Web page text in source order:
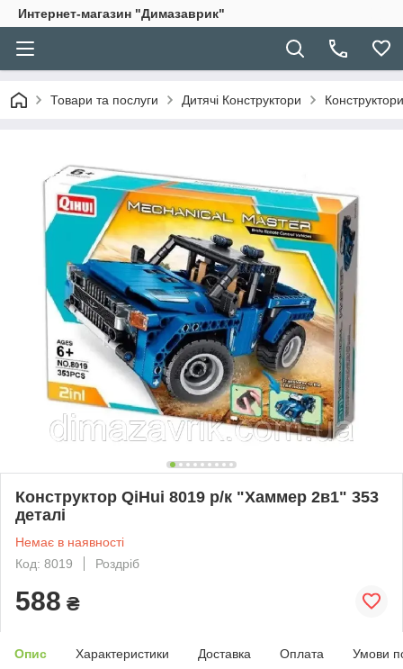
Интернет-магазин "Димазаврик"
Товари та послуги Дитячі Конструктори
Конструктор QiHui 8019 р/к "Хаммер 2в1" 353
деталі
Немає в наявності
Код: 8019
Роздріб
588 ₴
Опис Характеристики Доставка Оплата Умови